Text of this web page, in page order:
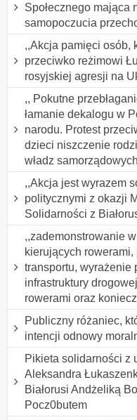
Społecznego mająca
samopoczucia
,,Akcja pamięci osób,
przeciwko reżimowi
rosyjskiej agresji na
,, Pokutne
łamanie dekalogu w
narodu. Protest
dzieci niszczenie
władz
,,Akcja jest wyrazem
politycznymi z okazji
Solidarności z
,,zademonstrowanie
kierujących
transportu, wyrażenie
infrastruktury
rowerami oraz
Publiczny różaniec,
intencji odnowy
Pikieta solidarności z
Aleksandra
Białorusi Andżeliką
Pocz0butem